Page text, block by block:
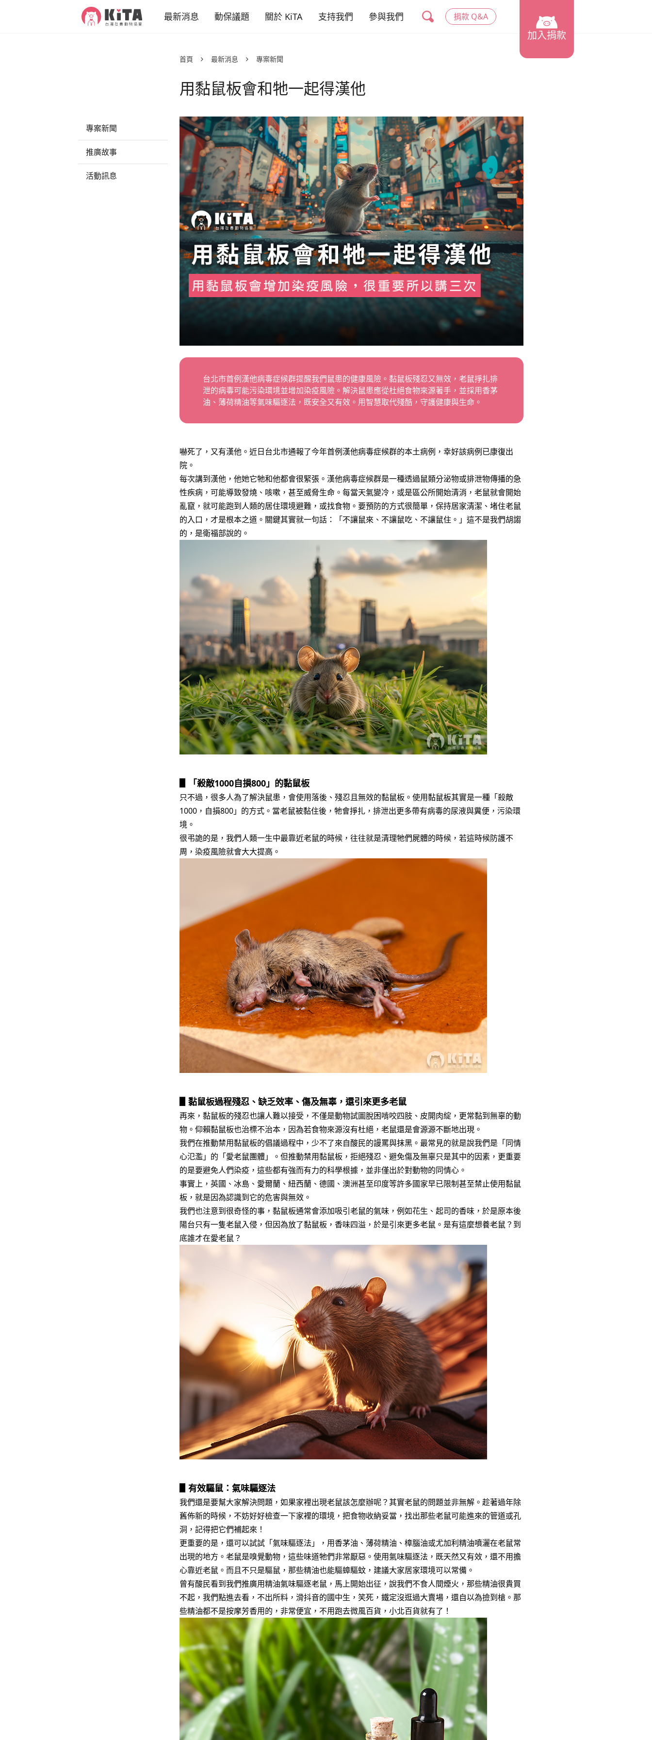
KiTA台灣友善動物協會 最新消息
活動訊息
動保議題
動物權與蔬食教育
減少動物實驗
減少動物剝削
關於 KiTA
我們的成果
聯絡我們
支持我們
活動合作
倡議與募款大使
參與我們
職務空缺
捐款 Q&A
加入捐款
首頁 最新消息 專案新聞
用黏鼠板會和牠一起得漢他
專案新聞
推廣故事
活動訊息
台北市首例漢他病毒症候群提醒我們鼠患的健康風險。黏鼠板殘忍又無效，老鼠掙扎排
泄的病毒可能污染環境並增加染疫風險。解決鼠患應從杜絕食物來源著手，並採用香茅
油、薄荷精油等氣味驅逐法，既安全又有效。用智慧取代殘酷，守護健康與生命。
嚇死了，又有漢他。近日台北市通報了今年首例漢他病毒症候群的本土病例，幸好該病例已康復出
院。
每次講到漢他，他她它牠和他都會很緊張。漢他病毒症候群是一種透過鼠類分泌物或排泄物傳播的急
性疾病，可能導致發燒、咳嗽，甚至威脅生命。每當天氣變冷，或是區公所開始清消，老鼠就會開始
亂竄，就可能跑到人類的居住環境避難，或找食物。要預防的方式很簡單，保持居家清潔、堵住老鼠
的入口，才是根本之道。關鍵其實就一句話：「不讓鼠來、不讓鼠吃、不讓鼠住。」這不是我們胡謅
的，是衛福部說的。
▋「殺敵1000自損800」的黏鼠板
只不過，很多人為了解決鼠患，會使用落後、殘忍且無效的黏鼠板。使用黏鼠板其實是一種「殺敵
1000，自損800」的方式。當老鼠被黏住後，牠會掙扎，排泄出更多帶有病毒的尿液與糞便，污染環
境。
很弔詭的是，我們人類一生中最靠近老鼠的時候，往往就是清理牠們屍體的時候，若這時候防護不
周，染疫風險就會大大提高。
▋黏鼠板過程殘忍、缺乏效率、傷及無辜，還引來更多老鼠
再來，黏鼠板的殘忍也讓人難以接受，不僅是動物試圖脫困啃咬四肢、皮開肉綻，更常黏到無辜的動
物。仰賴黏鼠板也治標不治本，因為若食物來源沒有杜絕，老鼠還是會源源不斷地出現。
我們在推動禁用黏鼠板的倡議過程中，少不了來自酸民的謾罵與抹黑。最常見的就是說我們是「同情
心氾濫」的「愛老鼠團體」。但推動禁用黏鼠板，拒絕殘忍、避免傷及無辜只是其中的因素，更重要
的是要避免人們染疫，這些都有強而有力的科學根據，並非僅出於對動物的同情心。
事實上，英國、冰島、愛爾蘭、紐西蘭、德國、澳洲甚至印度等許多國家早已限制甚至禁止使用黏鼠
板，就是因為認識到它的危害與無效。
我們也注意到很奇怪的事，黏鼠板通常會添加吸引老鼠的氣味，例如花生、起司的香味，於是原本後
陽台只有一隻老鼠入侵，但因為放了黏鼠板，香味四溢，於是引來更多老鼠。是有這麼想養老鼠？到
底誰才在愛老鼠？
▋有效驅鼠：氣味驅逐法
我們還是要幫大家解決問題，如果家裡出現老鼠該怎麼辦呢？其實老鼠的問題並非無解。趁著過年除
舊佈新的時候，不妨好好檢查一下家裡的環境，把食物收納妥當，找出那些老鼠可能進來的管道或孔
洞，記得把它們補起來！
更重要的是，還可以試試「氣味驅逐法」，用香茅油、薄荷精油、樟腦油或尤加利精油噴灑在老鼠常
出現的地方。老鼠是嗅覺動物，這些味道牠們非常厭惡。使用氣味驅逐法，既天然又有效，還不用擔
心靠近老鼠。而且不只是驅鼠，那些精油也能驅蟑驅蚊，建議大家居家環境可以常備。
曾有酸民看到我們推廣用精油氣味驅逐老鼠，馬上開始出征，說我們不食人間煙火，那些精油很貴買
不起，我們點進去看，不出所料，滑抖音的國中生，笑死，鐵定沒逛過大賣場，還自以為撿到槍。那
些精油都不是按摩芳香用的，非常便宜，不用跑去微風百貨，小北百貨就有了！